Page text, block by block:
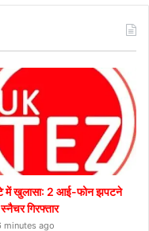
में खुलासा: 2 आई-फोन झपटने
स्नैचर गिरफ्तार
minutes ago